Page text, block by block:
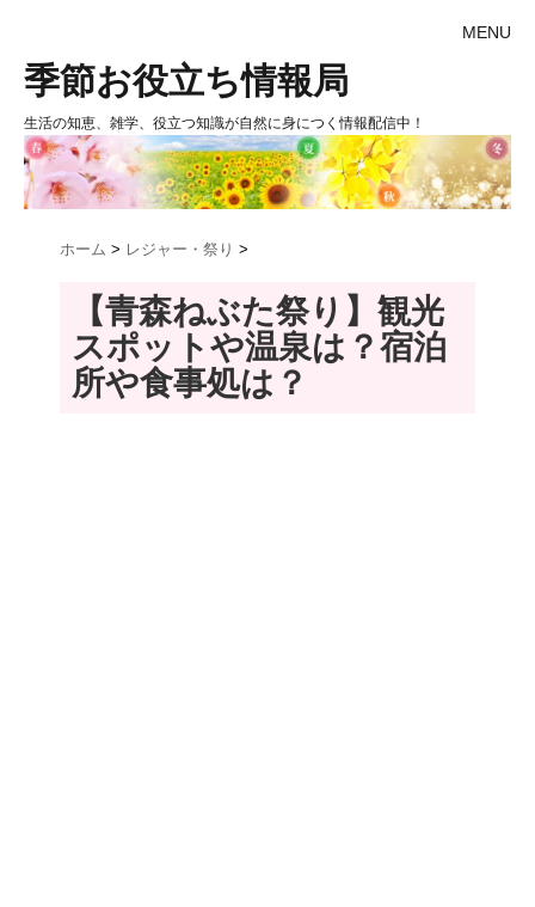
MENU
季節お役立ち情報局
生活の知恵、雑学、役立つ知識が自然に身につく情報配信中！
ホーム > レジャー・祭り >
【青森ねぶた祭り】観光
スポットや温泉は？宿泊
所や食事処は？